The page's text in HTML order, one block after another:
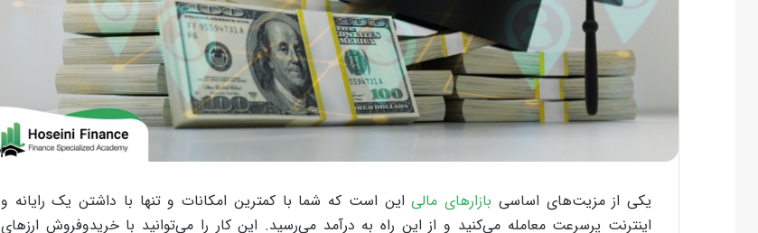
یکی از مزیت‌های اساسی بازارهای مالیاین است که شما با کمترین امکانات و تنها با داشتن یک رایانه و
اینترنت پرسرعت معامله می‌کنید و از این راه به درآمد می‌رسید. این کار را می‌توانید با خریدوفروش ارزهای